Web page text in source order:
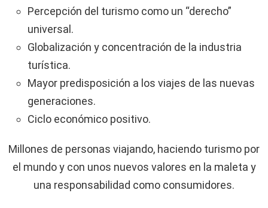
Percepción del turismo como un “derecho”
universal.
Globalización y concentración de la industria
turística.
Mayor predisposición a los viajes de las nuevas
generaciones.
Ciclo económico positivo.
Millones de personas viajando, haciendo turismo por
el mundo y con unos nuevos valores en la maleta y
una responsabilidad como consumidores.